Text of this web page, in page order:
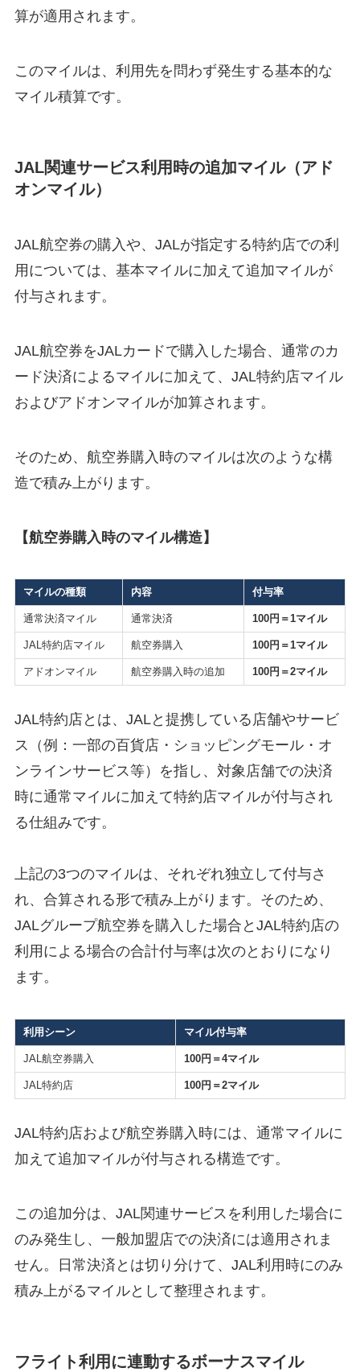
算が適用されます。
このマイルは、利用先を問わず発生する基本的な
マイル積算です。
JAL関連サービス利用時の追加マイル（アド
オンマイル）
JAL航空券の購入や、JALが指定する特約店での利
用については、基本マイルに加えて追加マイルが
付与されます。
JAL航空券をJALカードで購入した場合、通常のカ
ード決済によるマイルに加えて、JAL特約店マイル
およびアドオンマイルが加算されます。
そのため、航空券購入時のマイルは次のような構
造で積み上がります。
【航空券購入時のマイル構造】
マイルの種類 内容 付与率
通常決済マイル 通常決済 100円＝1マイル
JAL特約店マイル 航空券購入 100円＝1マイル
アドオンマイル 航空券購入時の追加 100円＝2マイル
JAL特約店とは、JALと提携している店舗やサービ
ス（例：一部の百貨店・ショッピングモール・オ
ンラインサービス等）を指し、対象店舗での決済
時に通常マイルに加えて特約店マイルが付与され
る仕組みです。
上記の3つのマイルは、それぞれ独立して付与さ
れ、合算される形で積み上がります。そのため、
JALグループ航空券を購入した場合とJAL特約店の
利用による場合の合計付与率は次のとおりになり
ます。
利用シーン マイル付与率
JAL航空券購入 100円＝4マイル
JAL特約店 100円＝2マイル
JAL特約店および航空券購入時には、通常マイルに
加えて追加マイルが付与される構造です。
この追加分は、JAL関連サービスを利用した場合に
のみ発生し、一般加盟店での決済には適用されま
せん。日常決済とは切り分けて、JAL利用時にのみ
積み上がるマイルとして整理されます。
フライト利用に連動するボーナスマイル